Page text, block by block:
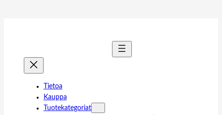
Tietoa
Kauppa
Tuotekategoriat